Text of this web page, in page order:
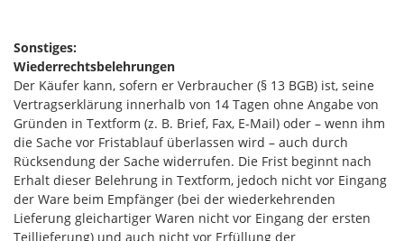
Sonstiges:
Wiederrechtsbelehrungen
Der Käufer kann, sofern er Verbraucher (§ 13 BGB) ist, seine
Vertragserklärung innerhalb von 14 Tagen ohne Angabe von
Gründen in Textform (z. B. Brief, Fax, E-Mail) oder – wenn ihm
die Sache vor Fristablauf überlassen wird – auch durch
Rücksendung der Sache widerrufen. Die Frist beginnt nach
Erhalt dieser Belehrung in Textform, jedoch nicht vor Eingang
der Ware beim Empfänger (bei der wiederkehrenden
Lieferung gleichartiger Waren nicht vor Eingang der ersten
Teillieferung) und auch nicht vor Erfüllung der